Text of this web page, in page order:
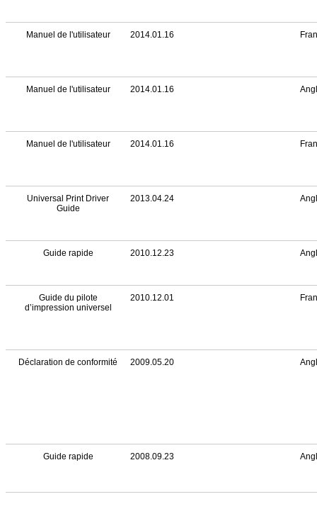
Manuel de l'utilisateur 2014.01.16
Manuel de l'utilisateur 2014.01.16
Manuel de l'utilisateur 2014.01.16
Universal Print Driver
Guide
2013.04.24
Guide rapide 2010.12.23
Guide du pilote
d’impression universel
2010.12.01
Déclaration de conformité 2009.05.20
Guide rapide 2008.09.23